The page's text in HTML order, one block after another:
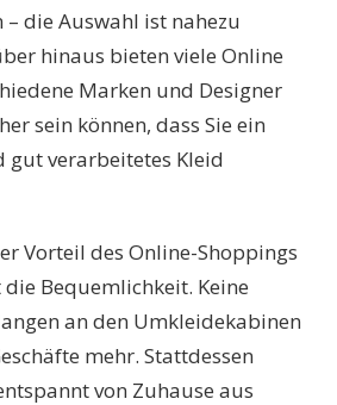
die Auswahl ist nahezu
hinaus bieten viele Online
Marken und Designer
sein können, dass Sie ein
gut verarbeitetes Kleid
Vorteil des Online-Shoppings
Bequemlichkeit. Keine
an den Umkleidekabinen
mehr. Stattdessen
von Zuhause aus